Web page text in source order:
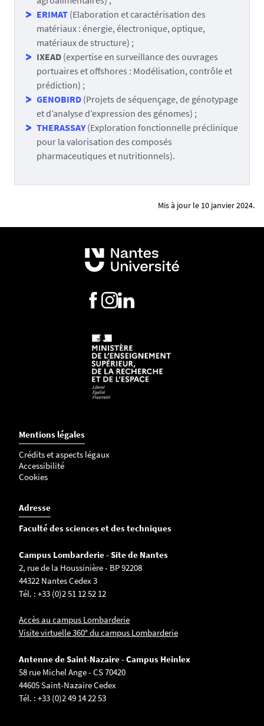
ERIMAT (Elaboration et caractérisation des
matériaux : énergie, électronique, optique,
matériaux de structure) ;
IXEAD (expertise en surveillance des ouvrages
portuaires et offshores : Modélisation, contrôle et
prédiction) ;
GENOBIRD (Projets de séquençage, de génotypage
et d’analyse d’expression des génomes) ;
THERASSAY (Exploration fonctionnelle préclinique
pour la valorisation des composés
pharmaceutiques et nutritionnels).
Mis à jour le 10 janvier 2024.
Mentions légales
Crédits et aspects légaux
Accessibilité
Cookies
Adresse
Faculté des sciences et des techniques
Campus Lombarderie - Site de Nantes
2, rue de la Houssinière - BP 92208
44322 Nantes Cedex 3
Tél. : +33 (0)2 51 12 52 12
Accès au campus Lombarderie
Visite virtuelle 360° du campus Lombarderie
Antenne de Saint-Nazaire - Campus Heinlex
58 rue Michel Ange - CS 70420
44605 Saint-Nazaire Cedex
Tél. : +33 (0)2 49 14 22 53